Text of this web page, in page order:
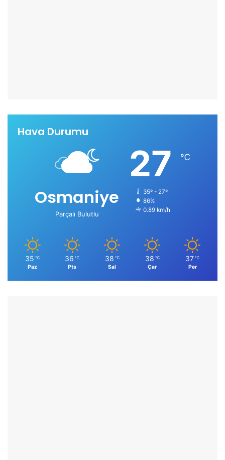
Hava Durumu
Osmaniye
Parçalı Bulutlu
27 ℃
35º - 27º
86%
0.89 km/h
35 ℃
Paz
36 ℃
Pts
38 ℃
Sal
38 ℃
Çar
37 ℃
Per